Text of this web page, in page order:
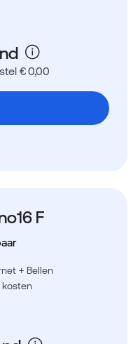
€ 0,00
F
+ Bellen
kosten